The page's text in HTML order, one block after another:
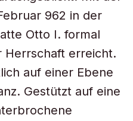
962 in der
Otto I. formal
Herrschaft erreicht.
auf einer Ebene
Gestützt auf eine